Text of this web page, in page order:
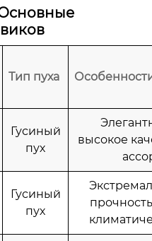
Тип пуха
Гусиный
пух
высокое
Гусиный
пух